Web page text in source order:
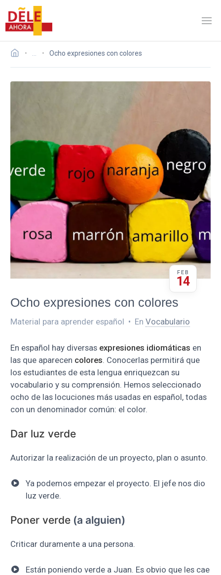
Ocho expresiones con colores
FEB
14
Ocho expresiones con colores
Material para aprender español • En Vocabulario
En español hay diversas expresiones idiomáticas en
las que aparecen colores. Conocerlas permitirá que
los estudiantes de esta lengua enriquezcan su
vocabulario y su comprensión. Hemos seleccionado
ocho de las locuciones más usadas en español, todas
con un denominador común: el color.
Dar luz verde
Autorizar la realización de un proyecto, plan o asunto.
Ya podemos empezar el proyecto. El jefe nos dio
luz verde.
Poner verde (a alguien)
Criticar duramente a una persona.
Están poniendo verde a Juan. Es obvio que les cae